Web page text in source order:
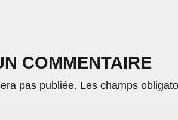
COMMENTAIRE
pas publiée. Les champs